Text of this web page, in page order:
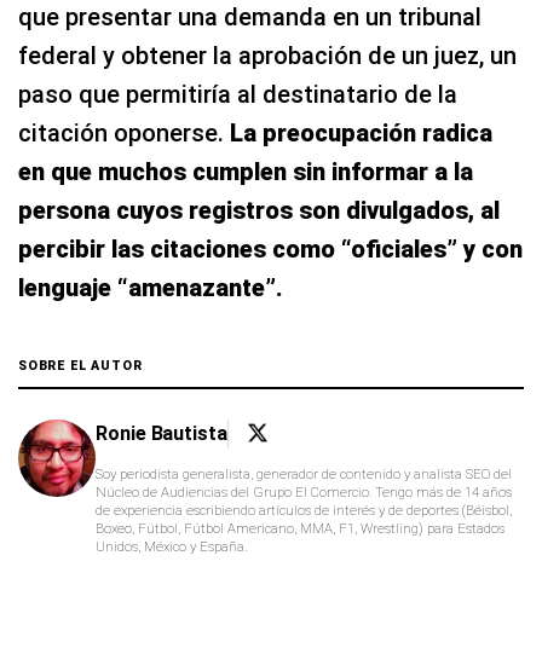
que presentar una demanda en un tribunal
federal y obtener la aprobación de un juez, un
paso que permitiría al destinatario de la
citación oponerse. La preocupación radica
en que muchos cumplen sin informar a la
persona cuyos registros son divulgados, al
percibir las citaciones como “oficiales” y con
lenguaje “amenazante”.
SOBRE EL AUTOR
Ronie Bautista
Soy periodista generalista, generador de contenido y analista SEO del
Núcleo de Audiencias del Grupo El Comercio. Tengo más de 14 años
de experiencia escribiendo artículos de interés y de deportes (Béisbol,
Boxeo, Fútbol, Fútbol Americano, MMA, F1, Wrestling) para Estados
Unidos, México y España.